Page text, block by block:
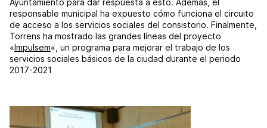
responsable municipal ha expuesto cómo funciona el circuito
de acceso a los servicios sociales del consistorio. Finalmente,
Torrens ha mostrado las grandes líneas del proyecto
«Impulsem«, un programa para mejorar el trabajo de los
servicios sociales básicos de la ciudad durante el periodo
2017-2021